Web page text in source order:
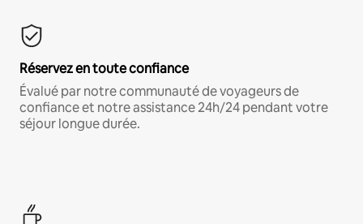
Réservez en toute confiance
Évalué par notre communauté de voyageurs de
confiance et notre assistance 24h/24 pendant votre
séjour longue durée.